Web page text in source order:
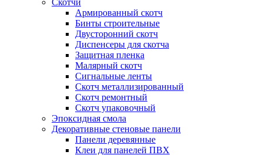
Скотчи
Армированный скотч
Бинты строительные
Двусторонний скотч
Диспенсеры для скотча
Защитная пленка
Малярный скотч
Сигнальные ленты
Скотч металлизированный
Скотч ремонтный
Скотч упаковочный
Эпоксидная смола
Декоративные стеновые панели
Панели деревянные
Клеи для панелей ПВХ